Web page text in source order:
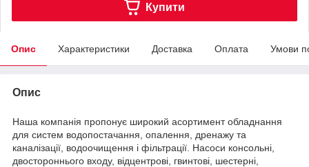
Купити
Опис Характеристики Доставка Оплата Умови
Опис
Наша компанія пропонує широкий асортимент обладнання
для систем водопостачання, опалення, дренажу та
каналізації, водоочищення і фільтрації. Насоси консольні,
двостороннього входу, відцентрові, гвинтові, шестерні,